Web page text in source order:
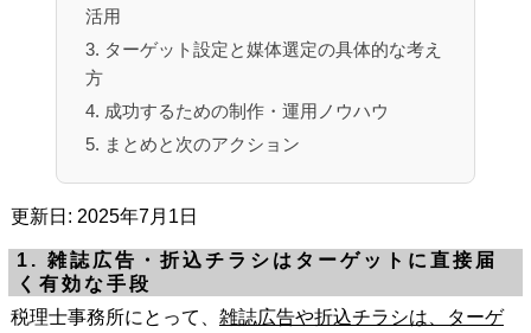
活用
3. ターゲット設定と媒体選定の具体的な考え
方
4. 成功するための制作・運用ノウハウ
5. まとめと次のアクション
更新日: 2025年7月1日
1. 雑誌広告・折込チラシはターゲットに直接届
く有効な手段
税理士事務所にとって、 雑誌広告や折込チラシは、ターゲ